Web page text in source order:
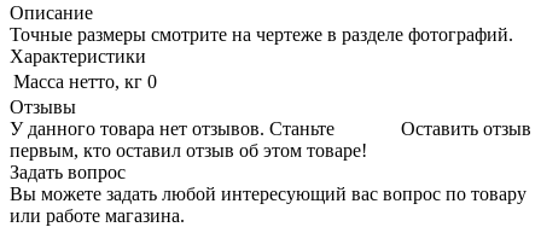
Описание
Точные размеры смотрите на чертеже в разделе фотографий.
Характеристики
Масса нетто, кг 0
Отзывы
Оставить отзыв
У данного товара нет отзывов. Станьте
первым, кто оставил отзыв об этом товаре!
Задать вопрос
Вы можете задать любой интересующий вас вопрос по товару
или работе магазина.